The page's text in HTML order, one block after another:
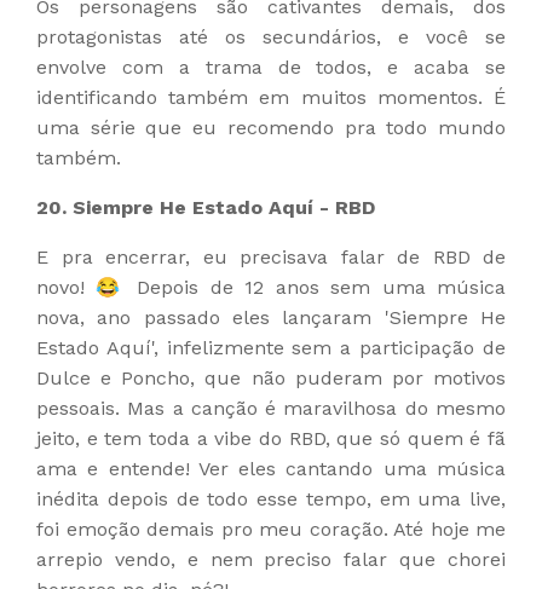
Os personagens são cativantes demais, dos
protagonistas até os secundários, e você se
envolve com a trama de todos, e acaba se
identificando também em muitos momentos. É
uma série que eu recomendo pra todo mundo
também.
20. Siempre He Estado Aquí - RBD
E pra encerrar, eu precisava falar de RBD de
novo! 😂 Depois de 12 anos sem uma música
nova, ano passado eles lançaram 'Siempre He
Estado Aquí', infelizmente sem a participação de
Dulce e Poncho, que não puderam por motivos
pessoais. Mas a canção é maravilhosa do mesmo
jeito, e tem toda a vibe do RBD, que só quem é fã
ama e entende! Ver eles cantando uma música
inédita depois de todo esse tempo, em uma live,
foi emoção demais pro meu coração. Até hoje me
arrepio vendo, e nem preciso falar que chorei